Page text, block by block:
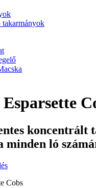
takarmányok
Esparsette
koncentrált
minden ló
Cobs